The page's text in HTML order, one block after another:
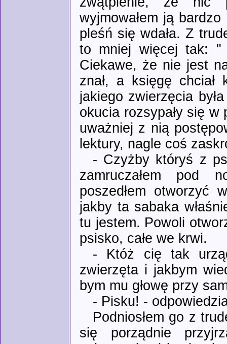
wyjmowałem ją
pleśń się wdała. Z
to mniej więcej tak: "
Ciekawe, że nie jest
znał, a księgę chciał
jakiego zwierzęcia
okucia rozsypały się w
uważniej z nią
lektury, nagle coś
- Czyżby któryś z
zamruczałem pod
poszedłem otworzyć
jakby ta sabaka
tu jestem. Powoli
psisko, całe we krwi.
- Któż cię tak
zwierzęta i jakbym
bym mu głowę przy
- Pisku! -
Podniosłem go z
się porządnie